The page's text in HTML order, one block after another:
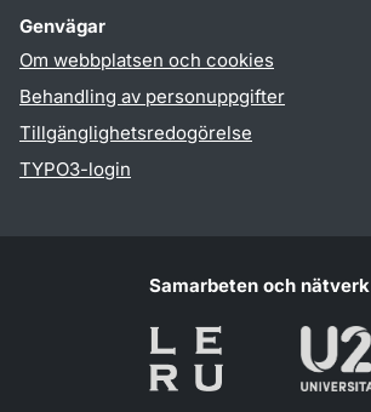
Genvägar
Om webbplatsen och cookies
Behandling av personuppgifter
Tillgänglighetsredogörelse
TYPO3-login
Samarbeten och nätverk